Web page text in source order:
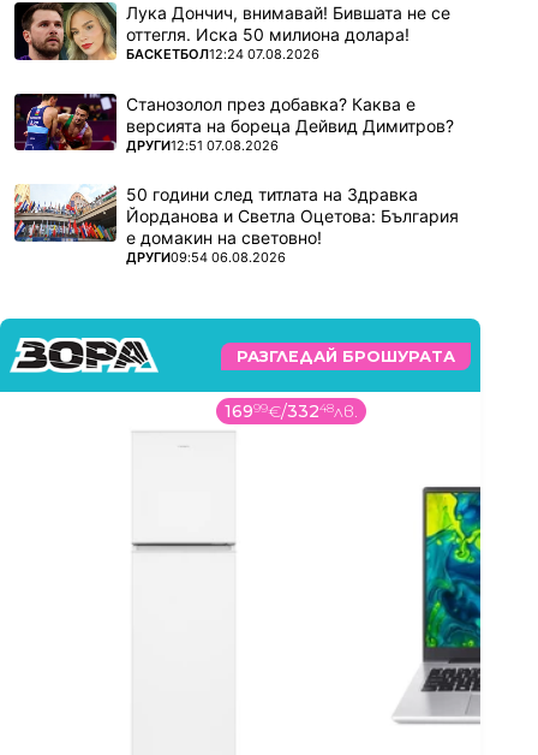
Лука Дончич, внимавай! Бившата не се
оттегля. Иска 50 милиона долара!
ПОВЕЧЕ ОТ
БАСКЕТБОЛ12:24 07.08.2026
Станозолол през добавка? Каква е
версията на бореца Дейвид Димитров?
ПОВЕЧЕ ОТ
ДРУГИ12:51 07.08.2026
50 години след титлата на Здравка
Йорданова и Светла Оцетова: България
е домакин на световно!
ПОВЕЧЕ ОТ
ДРУГИ09:54 06.08.2026
РАЗГЛЕДАЙ БРОШУРАТА
16999€/33248лв.